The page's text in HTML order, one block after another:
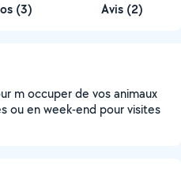
(3) Avis (2)
m occuper de vos animaux
ou en week-end pour visites